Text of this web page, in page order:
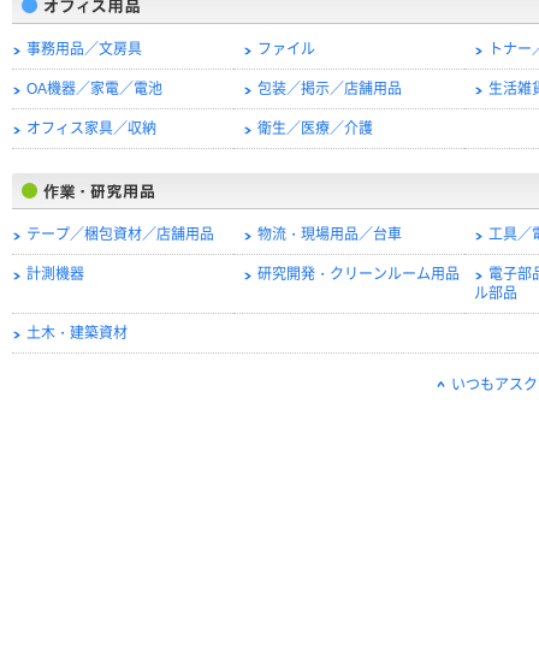
事務用品／文房具 ファイル トナ
OA機器／家電／電池 包装／掲示／店舗用品 生活雑
オフィス家具／収納 衛生／医療／介護
テープ／梱包資材／店舗用品 物流・現場用品／台車 工具／
計測機器 研究開発・クリーンルーム用品
電子部
ル部品
土木・建築資材
いつもアス